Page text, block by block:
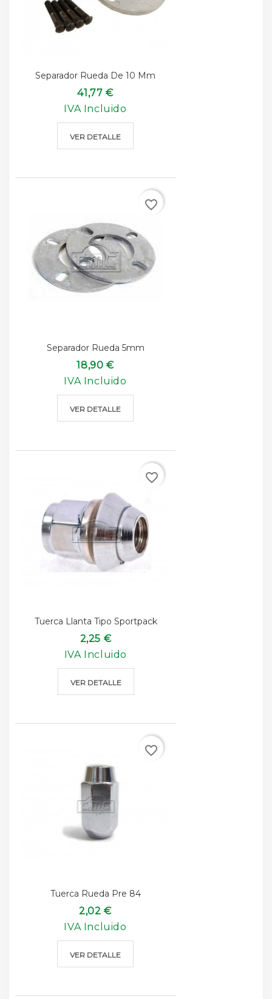
Separador Rueda De 10 Mm
41,77 €
IVA Incluido
VER DETALLE
Separador Rueda 5mm
18,90 €
IVA Incluido
VER DETALLE
favorite_border
Tuerca Llanta Tipo Sportpack
2,25 €
IVA Incluido
VER DETALLE
favorite_border
Tuerca Rueda Pre 84
2,02 €
IVA Incluido
VER DETALLE
favorite_border